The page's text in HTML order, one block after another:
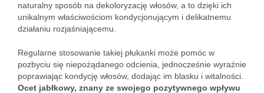
naturalny sposób na dekoloryzację włosów, a to dzięki ich
unikalnym właściwościom kondycjonującym i delikatnemu
działaniu rozjaśniającemu.
Regularne stosowanie takiej płukanki może pomóc w
pozbyciu się niepożądanego odcienia, jednocześnie wyraźnie
poprawiając kondycję włosów, dodając im blasku i witalności.
Ocet jabłkowy, znany ze swojego pozytywnego wpływu